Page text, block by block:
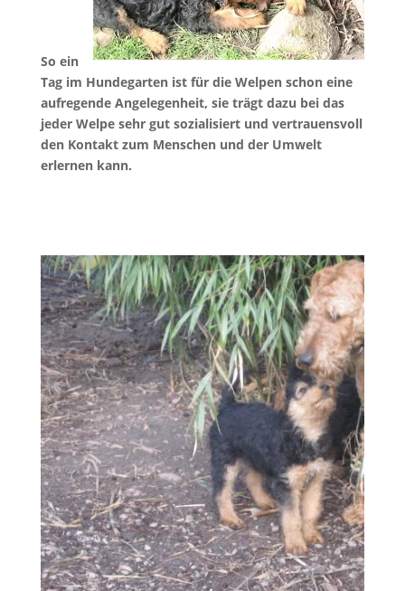
So ein
Tag im Hundegarten ist für die Welpen schon eine
aufregende Angelegenheit, sie trägt dazu bei das
jeder Welpe sehr gut sozialisiert und vertrauensvoll
den Kontakt zum Menschen und der Umwelt
erlernen kann.